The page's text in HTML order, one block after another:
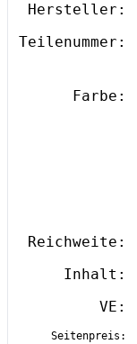
Hersteller:
Teilenummer:
Farbe:
Reichweite:
Inhalt:
VE:
Seitenpreis: